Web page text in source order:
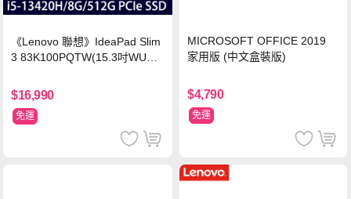
《Lenovo 聯想》IdeaPad Slim
3 83K100PQTW(15.3吋WUXG
n11/二年保)
$16,990
免運
MICROSOFT OFFICE 2019
家用版 (中文盒裝版)
$4,790
免運